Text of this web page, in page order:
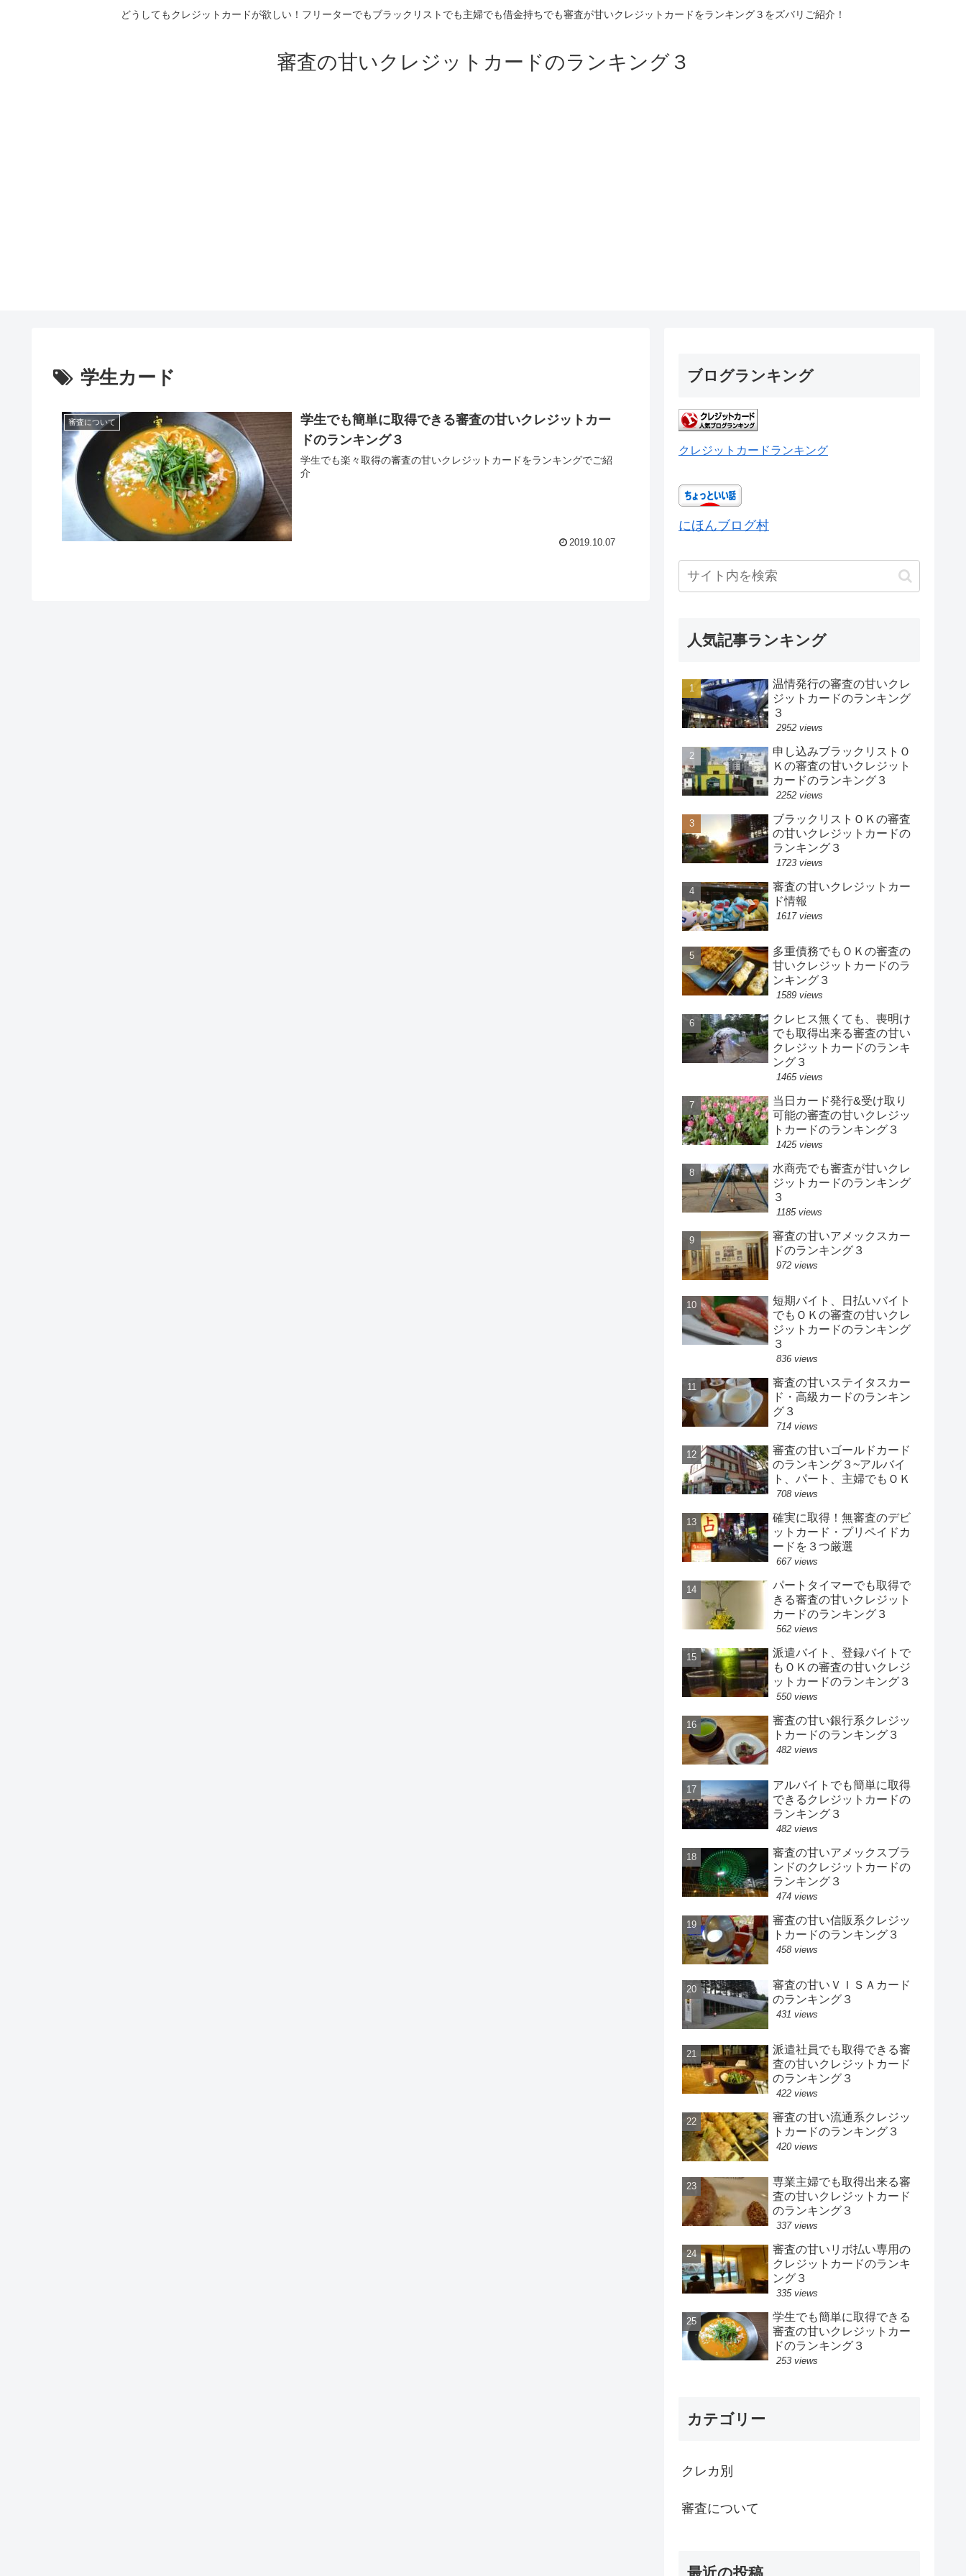
どうしてもクレジットカードが欲しい！フリーターでもブラックリストでも主婦でも借金持ちでも審査が甘いクレジットカードをランキング３をズバリご紹介！
審査の甘いクレジットカードのランキング３
学生カード
審査について
学生でも簡単に取得できる審査の甘いクレジットカー
ドのランキング３
学生でも楽々取得の審査の甘いクレジットカードをランキングでご紹
介
2019.10.07
ブログランキング
クレジットカードランキング
にほんブログ村
人気記事ランキング
温情発行の審査の甘いクレ
ジットカードのランキング
３
2952 views
申し込みブラックリストＯ
Ｋの審査の甘いクレジット
カードのランキング３
2252 views
ブラックリストＯＫの審査
の甘いクレジットカードの
ランキング３
1723 views
審査の甘いクレジットカー
ド情報
1617 views
多重債務でもＯＫの審査の
甘いクレジットカードのラ
ンキング３
1589 views
クレヒス無くても、喪明け
でも取得出来る審査の甘い
クレジットカードのランキ
ング３
1465 views
当日カード発行&受け取り
可能の審査の甘いクレジッ
トカードのランキング３
1425 views
水商売でも審査が甘いクレ
ジットカードのランキング
３
1185 views
審査の甘いアメックスカー
ドのランキング３
972 views
短期バイト、日払いバイト
でもＯＫの審査の甘いクレ
ジットカードのランキング
３
836 views
審査の甘いステイタスカー
ド・高級カードのランキン
グ３
714 views
審査の甘いゴールドカード
のランキング３~アルバイ
ト、パート、主婦でもＯＫ
708 views
確実に取得！無審査のデビ
ットカード・プリペイドカ
ードを３つ厳選
667 views
パートタイマーでも取得で
きる審査の甘いクレジット
カードのランキング３
562 views
派遣バイト、登録バイトで
もＯＫの審査の甘いクレジ
ットカードのランキング３
550 views
審査の甘い銀行系クレジッ
トカードのランキング３
482 views
アルバイトでも簡単に取得
できるクレジットカードの
ランキング３
482 views
審査の甘いアメックスブラ
ンドのクレジットカードの
ランキング３
474 views
審査の甘い信販系クレジッ
トカードのランキング３
458 views
審査の甘いＶＩＳＡカード
のランキング３
431 views
派遣社員でも取得できる審
査の甘いクレジットカード
のランキング３
422 views
審査の甘い流通系クレジッ
トカードのランキング３
420 views
専業主婦でも取得出来る審
査の甘いクレジットカード
のランキング３
337 views
審査の甘いリボ払い専用の
クレジットカードのランキ
ング３
335 views
学生でも簡単に取得できる
審査の甘いクレジットカー
ドのランキング３
253 views
カテゴリー
クレカ別
審査について
最近の投稿